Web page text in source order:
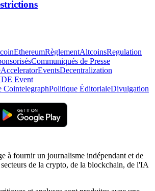
EthereumRèglementAltcoinsRegulation
Communiqués de Presse
AcceleratorEventsDecentralization
Event
CointelegraphPolitique ÉditorialeDivulgation
à fournir un journalisme indépendant et de
de la crypto, de la blockchain, de l'IA